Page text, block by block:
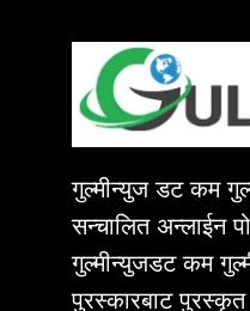
गुल्मीन्युज डट कम
सन्चालित अन्लाईन
गुल्मीन्युजडट कम
पुरस्कारबाट